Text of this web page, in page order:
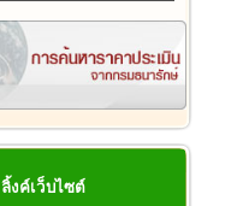
ลิ้งค์เว็บไซต์